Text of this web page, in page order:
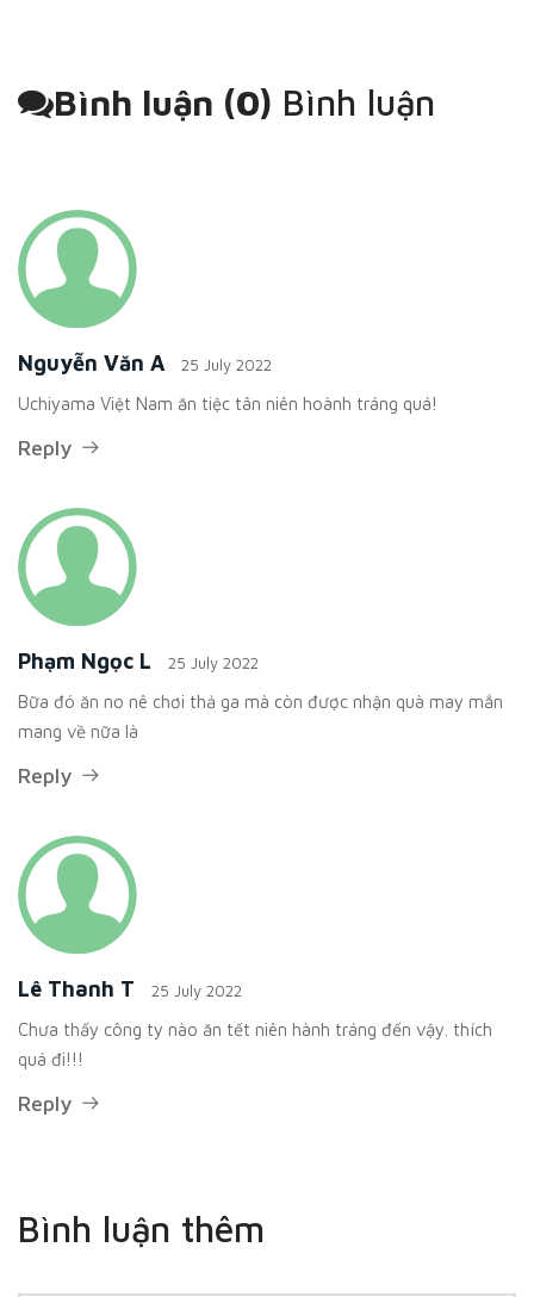
Bình luận (0) Bình luận
Nguyễn Văn A 25 July 2022
Uchiyama Việt Nam ăn tiệc tân niên hoành tráng quá!
Reply
Phạm Ngọc L 25 July 2022
Bữa đó ăn no nê chơi thả ga mà còn được nhận quà may mắn
mang về nữa là
Reply
Lê Thanh T 25 July 2022
Chưa thấy công ty nào ăn tết niên hành tráng đến vậy. thích
quá đi!!!
Reply
Bình luận thêm